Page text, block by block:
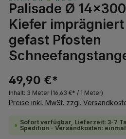
Palisade Ø
Kiefer
gefast Pfosten
49,90 €*
Inhalt: 3 Meter (16,63 €* / 1 Meter)
Preise inkl. MwSt. zzgl.
Sofort verfügbar, Lieferzeit: 3-7
Spedition - Versandkosten: